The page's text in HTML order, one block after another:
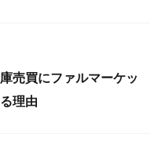
売買にファルマーケッ
理由